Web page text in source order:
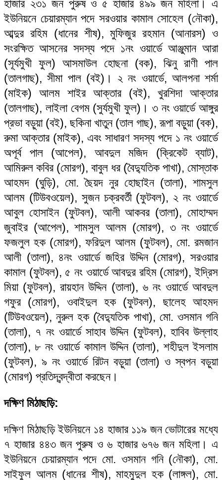
হাজার ২৩১ জন পুরুষ ও ৫ হাজার ৪৯৯ জন মহিলা। এ
ইউনিয়নে চেয়ারম্যান পদে সরওয়ার কামাল সোহেল (নৌকা),
আব্দুর রহিম (ধানের শীষ), মুফিজুর রহমান (আনারস) ও
সংরক্ষিত আসনের সদস্য পদে ১নং ওয়ার্ডে আঞ্জুমান আরা
(সূর্যমুখী ফুল) আসমাউল হোছনা (বক), ঝিনু রাণী পাল
(তালগাছ), সীমা পাল (বই)। ২ নং ওয়ার্ডে, আলপনা শর্মা
(মাইক) আলম শাইর আক্তার (বই), খুরশিদা আক্তার
(তালগাছ), লাইলা বেগম (সুর্যমুখী ফুল)। ৩ নং ওয়ার্ডে আঙ্গুর
প্রভা বড়ুয়া (বই), ছকিনা খাতুন (তাল গাছ), রূপা বড়ুয়া (বক),
রুমা আক্তার (মাইক), এবং সাধারণ সদস্য পদে ১ নং ওয়ার্ডে
অপূর্ব পাল (আপেল), আবদুল মজিদ (ক্রিকেট ব্যাট),
আমিরুল কবির (মোরগ), বাবুল ধর (বৈদ্যুতিক পাখা), মোস্তাক
আহমদ (ঘুড়ি), মো. ছৈয়দ নুর হোছাইন (তালা), শামসুল
আলম (টিউবওয়েল), সুজন চক্রবর্তী (ফুটবল), ২ নং ওয়ার্ডে
আবুল হোসাইন (ফুটবল), আলী আকবর (তালা), মোহাম্মদ
জুবাইর (আপেল), শামসুল আলম (মোরগ), ৩ নং ওয়ার্ডে
ফজলুল হক (মোরগ), ফরিদুল আলম (ফুটবল), মো. রমজান
আলী (তালা), ৪নং ওয়ার্ডে জহির উদ্দিন (মোরগ), সরওয়ার
কামাল (ফুটবল), ৫ নং ওয়ার্ডে আবদুর রহিম (মোরগ), ইদ্রিস
মিয়া (ফুটবল), রায়হান উদ্দিন (তালা), ৬ নং ওয়ার্ডে আবদুল
গফুর (মোরগ), ওবাইদুল হক (ফুটবল), ছালেহ আহমদ
(টিউবওয়েল), নুরুল হক (বৈদ্যুতিক পাখা), মো. ওসমান গনি
(তালা), ৭ নং ওয়ার্ডে সাহাব উদ্দিন (ফুটবল), হাবিব উল্লাহ
(তালা), ৮ নং ওয়ার্ডে কামাল উদ্দিন (তালা), শহীদুল ইসলাম
(ফুটবল), ৯ নং ওয়ার্ডে রিটন বড়ুয়া (তালা) ও স্বপন বড়ুয়া
(মোরগ) প্রতিদ্বন্দ্বীতা করছেন।
দক্ষিণ মিঠাছড়ি:
দক্ষিণ মিঠাছড়ি ইউনিয়নে ১৪ হাজার ১১৯ জন ভোটারের মধ্যে
৭ হাজার ৪৪৩ জন পুরুষ ও ৬ হাজার ৬৭৬ জন মহিলা। এ
ইউনিয়নে চেয়ারম্যান পদে মো. ওসমান গনি (নৌকা), মো.
সাইফুল আলম (ধানের শীষ), মাহমুদুল হক (লাঙ্গল), মো.